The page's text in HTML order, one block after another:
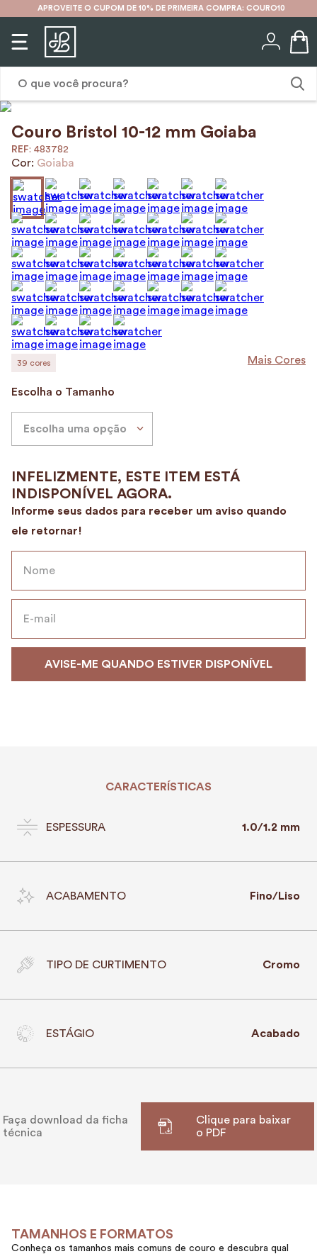
APROVEITE O CUPOM DE 10% DE PRIMEIRA COMPRA: COURO10
Couro Bristol 10-12 mm Goiaba
: 483782
Cor: Goiaba
39 cores Mais Cores
Escolha o Tamanho
Escolha uma opção
CARACTERÍSTICAS
ESPESSURA 1.0/1.2 mm
ACABAMENTO Fino/Liso
TIPO DE CURTIMENTO Cromo
ESTÁGIO Acabado
Faça download da ficha
técnica
Clique para baixar
o PDF
TAMANHOS E FORMATOS
Conheça os tamanhos mais comuns de couro e descubra qual
1º
karina
2 º
mochila
couro
4º
cinto
5º
bolsa
6º
carteira
7º
avental
8º
nécessaire
9º
encanto
10º